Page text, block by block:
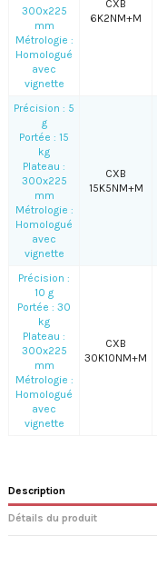
300x225
mm
Métrologie :
Homologué
avec
vignette
CXB
6K2NM+M
Précision : 5
g
Portée : 15
kg
Plateau :
300x225
mm
Métrologie :
Homologué
avec
vignette
CXB
15K5NM+M
Précision :
10 g
Portée : 30
kg
Plateau :
300x225
mm
Métrologie :
Homologué
avec
vignette
CXB
30K10NM+M
Description
Détails du produit